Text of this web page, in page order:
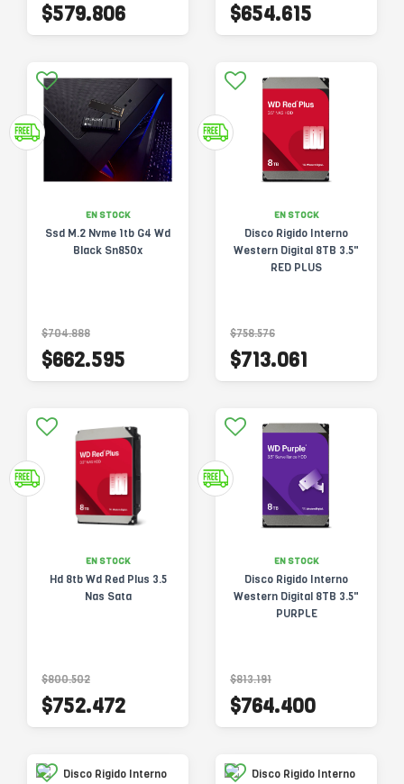
$579.806 $654.615
EN STOCK
Ssd M.2 Nvme 1tb G4 Wd
Black Sn850x
$704.888
$662.595
EN STOCK
Disco Rigido Interno
Western Digital 8TB 3.5"
RED PLUS
$758.576
$713.061
EN STOCK
Hd 8tb Wd Red Plus 3.5
Nas Sata
$800.502
$752.472
EN STOCK
Disco Rigido Interno
Western Digital 8TB 3.5"
PURPLE
$813.191
$764.400